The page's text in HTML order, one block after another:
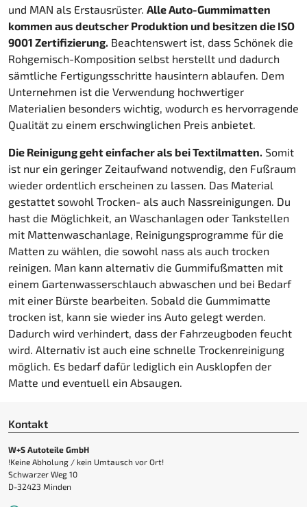
und MAN als Erstausrüster. Alle Auto-Gummimatten
kommen aus deutscher Produktion und besitzen die ISO
9001 Zertifizierung. Beachtenswert ist, dass Schönek die
Rohgemisch-Komposition selbst herstellt und dadurch
sämtliche Fertigungsschritte hausintern ablaufen. Dem
Unternehmen ist die Verwendung hochwertiger
Materialien besonders wichtig, wodurch es hervorragende
Qualität zu einem erschwinglichen Preis anbietet.
Die Reinigung geht einfacher als bei Textilmatten. Somit
ist nur ein geringer Zeitaufwand notwendig, den Fußraum
wieder ordentlich erscheinen zu lassen. Das Material
gestattet sowohl Trocken- als auch Nassreinigungen. Du
hast die Möglichkeit, an Waschanlagen oder Tankstellen
mit Mattenwaschanlage, Reinigungsprogramme für die
Matten zu wählen, die sowohl nass als auch trocken
reinigen. Man kann alternativ die Gummifußmatten mit
einem Gartenwasserschlauch abwaschen und bei Bedarf
mit einer Bürste bearbeiten. Sobald die Gummimatte
trocken ist, kann sie wieder ins Auto gelegt werden.
Dadurch wird verhindert, dass der Fahrzeugboden feucht
wird. Alternativ ist auch eine schnelle Trockenreinigung
möglich. Es bedarf dafür lediglich ein Ausklopfen der
Matte und eventuell ein Absaugen.
Kontakt
W+S Autoteile GmbH
!Keine Abholung / kein Umtausch vor Ort!
Schwarzer Weg 10
D-32423 Minden